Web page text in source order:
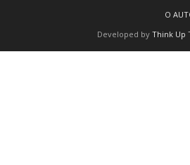
O
Developed by Think Up